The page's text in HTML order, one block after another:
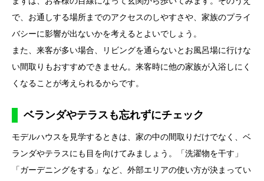
で、お通しする場所までのアクセスのしやすさや、家族のプライ
バシーに影響が出ないかを考えるとよいでしょう。
また、来客が多い場合、リビングを通らないとお風呂場に行けな
い間取りもおすすめできません。来客時に他の家族が入浴しにく
くなることが考えられるからです。
ベランダやテラスも忘れずにチェック
モデルハウスを見学するときは、家の中の間取りだけでなく、ベ
ランダやテラスにも目を向けてみましょう。「洗濯物を干す」
「ガーデニングをする」など、外部エリアの使い方が決まってい